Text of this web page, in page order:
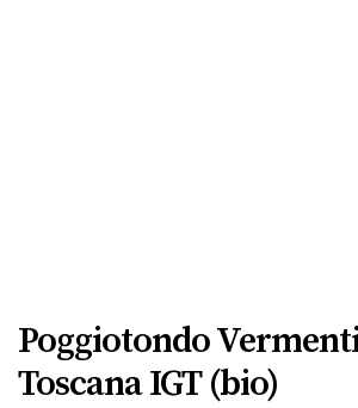
Poggiotondo
Toscana IGT (bio)